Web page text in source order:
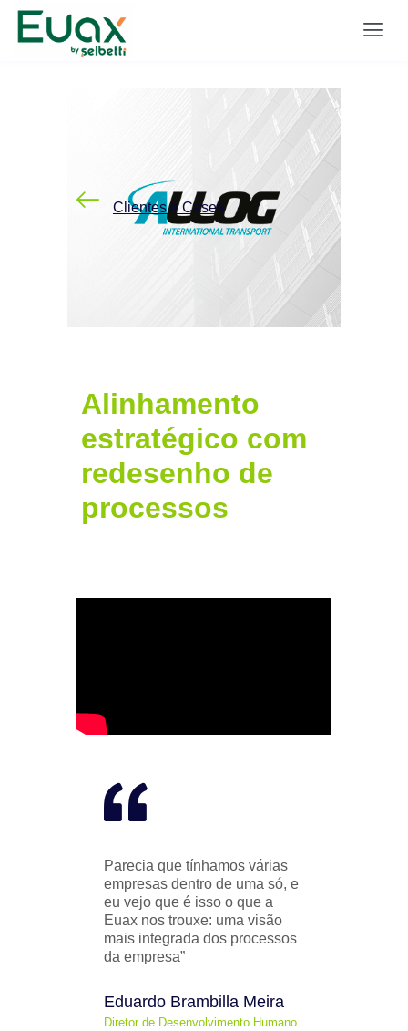
Clientes e Cases
Alinhamento
estratégico com
redesenho de
processos
Parecia que tínhamos várias
empresas dentro de uma só, e
eu vejo que é isso o que a
Euax nos trouxe: uma visão
mais integrada dos processos
da empresa”
Eduardo Brambilla Meira
Diretor de Desenvolvimento Humano